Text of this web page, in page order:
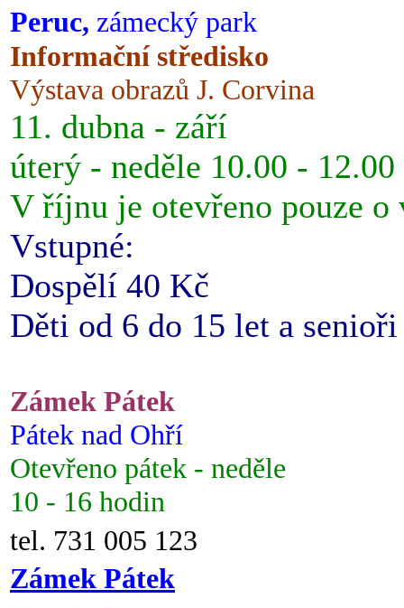
Peruc, zámecký park
Informační středisko
Výstava obrazů J. Corvina
11. dubna - září
úterý - neděle 10.00 -
V říjnu je otevřeno pouze o
Vstupné:
Dospělí 40 Kč
Děti od 6 do 15 let a
Zámek Pátek
Pátek nad Ohří
Otevřeno pátek - neděle
10 - 16 hodin
tel. 731 005 123
Zámek Pátek